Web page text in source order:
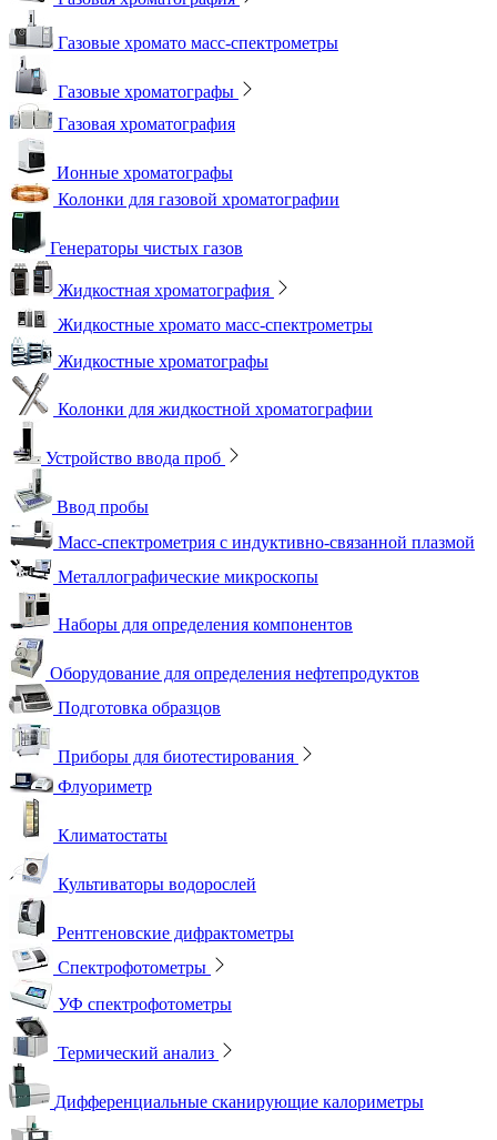
Газовые хромато масс-спектрометры
Газовые хроматографы
Газовая хроматография
Ионные хроматографы
Колонки для газовой хроматографии
Генераторы чистых газов
Жидкостная хроматография
Жидкостные хромато масс-спектрометры
Жидкостные хроматографы
Колонки для жидкостной хроматографии
Устройство ввода проб
Ввод пробы
Масс-спектрометрия с индуктивно-связанной плазмой
Металлографические микроскопы
Наборы для определения компонентов
Оборудование для определения нефтепродуктов
Подготовка образцов
Приборы для биотестирования
Флуориметр
Климатостаты
Культиваторы водорослей
Рентгеновские дифрактометры
Спектрофотометры
УФ спектрофотометры
Термический анализ
Дифференциальные сканирующие калориметры